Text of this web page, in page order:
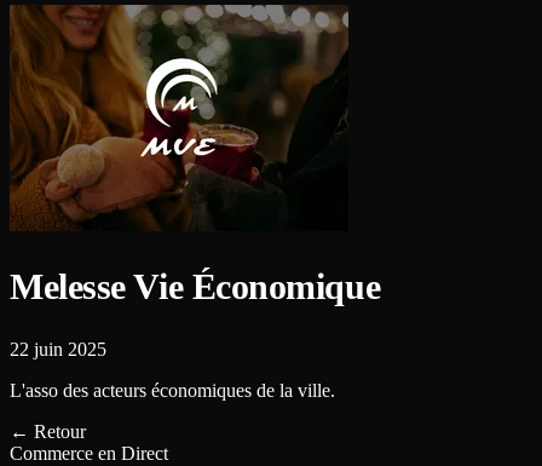
Melesse Vie Économique
22 juin 2025
L'asso des acteurs économiques de la ville.
← Retour
Commerce en Direct